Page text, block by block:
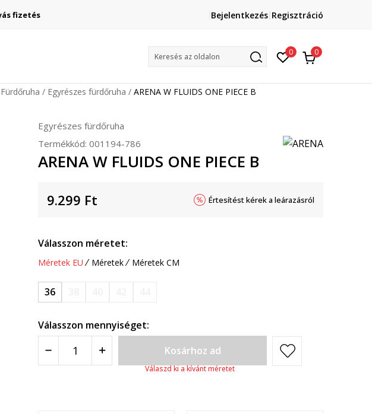
fizetés
Lépj velünk kapcsolatba
online@sport-vision.huBejelentkezés Regisztráció
Keresés az oldalon 0 0
Fürdőruha Egyrészes fürdőruha ARENA W FLUIDS ONE PIECE B
Egyrészes fürdőruha
Termékkód: 001194-786
ARENA W FLUIDS ONE PIECE B
9.299 Ft Értesítést kérek a leárazásról
Válasszon méretet:
Méretek EU Méretek Méretek CM
36
Válasszon mennyiséget:
Kosárhoz ad
Válaszd ki a kívánt méretet